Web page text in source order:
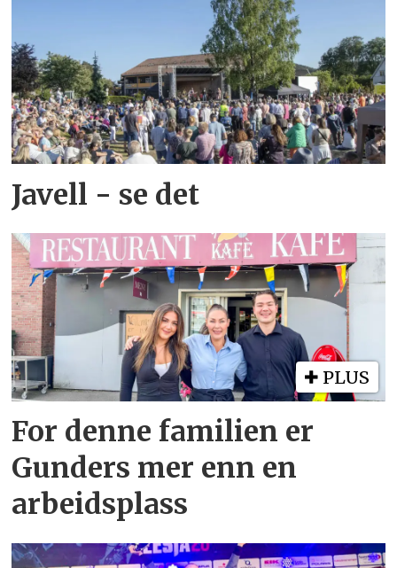
Javell - se det
PLUS
For denne familien er
Gunders mer enn en
arbeidsplass